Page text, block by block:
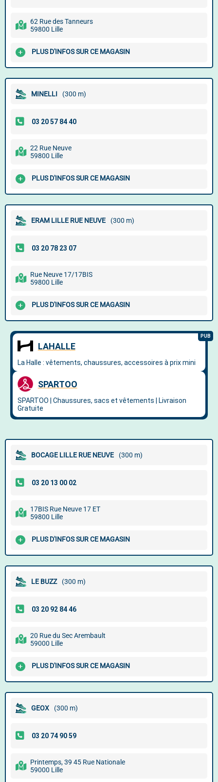
62 Rue des Tanneurs
59800 Lille
PLUS D'INFOS SUR CE MAGASIN
MINELLI (300 m)
22 Rue Neuve
59800 Lille
PLUS D'INFOS SUR CE MAGASIN
ERAM LILLE RUE NEUVE (300 m)
Rue Neuve 17/17BIS
59800 Lille
PLUS D'INFOS SUR CE MAGASIN
BOCAGE LILLE RUE NEUVE (300 m)
17BIS Rue Neuve 17 ET
59800 Lille
PLUS D'INFOS SUR CE MAGASIN
LE BUZZ (300 m)
20 Rue du Sec Arembault
59000 Lille
PLUS D'INFOS SUR CE MAGASIN
GEOX (300 m)
Printemps, 39 45 Rue Nationale
59000 Lille